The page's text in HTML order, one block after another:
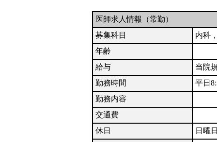
医師求人情報（常勤）
募集科目
内科
年齢
給与
当院
勤務時間
平日
勤務内容
交通費
休日
日曜